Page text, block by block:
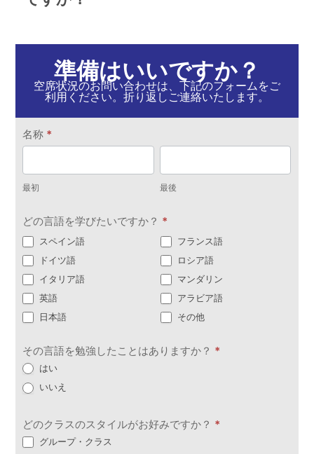
準備はいいですか？
空席状況のお問い合わせは、下記のフォームをご
利用ください。折り返しご連絡いたします。
お
問
い
合
せ
名称 *
初
最初
後
最後
どの言語を学びたいですか？ *
スペイン語
フランス語
ドイツ語
ロシア語
イタリア語
マンダリン
英語
アラビア語
日本語
その他
その言語を勉強したことはありますか？ *
はい
いいえ
どのクラスのスタイルがお好みですか？ *
グループ・クラス